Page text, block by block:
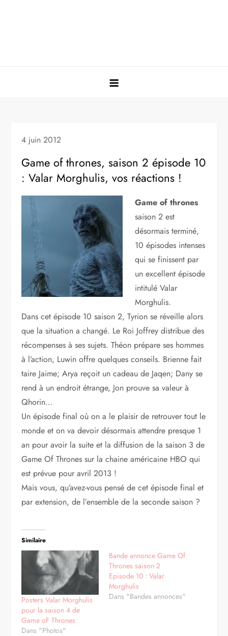
4 juin 2012
Game of thrones, saison 2 épisode 10
: Valar Morghulis, vos réactions !
Game of thrones
saison 2 est
désormais terminé,
10 épisodes intenses
qui se finissent par
un excellent épisode
intitulé Valar
Morghulis.
Dans cet épisode 10 saison 2, Tyrion se réveille alors
que la situation a changé. Le Roi Joffrey distribue des
récompenses à ses sujets. Théon prépare ses hommes
à l’action, Luwin offre quelques conseils. Brienne fait
taire Jaime; Arya reçoit un cadeau de Jaqen; Dany se
rend à un endroit étrange, Jon prouve sa valeur à
Qhorin…
Un épisode final où on a le plaisir de retrouver tout le
monde et on va devoir désormais attendre presque 1
an pour avoir la suite et la diffusion de la saison 3 de
Game Of Thrones sur la chaine américaine HBO qui
est prévue pour avril 2013 !
Mais vous, qu’avez-vous pensé de cet épisode final et
par extension, de l’ensemble de la seconde saison ?
Similaire
Posters Valar Morghulis
pour la saison 4 de
Game oF Thrones
Dans "Photos"
Bande annonce Game Of
Thrones saison 2
Episode 10 : Valar
Morghulis
Dans "Bandes annonces"